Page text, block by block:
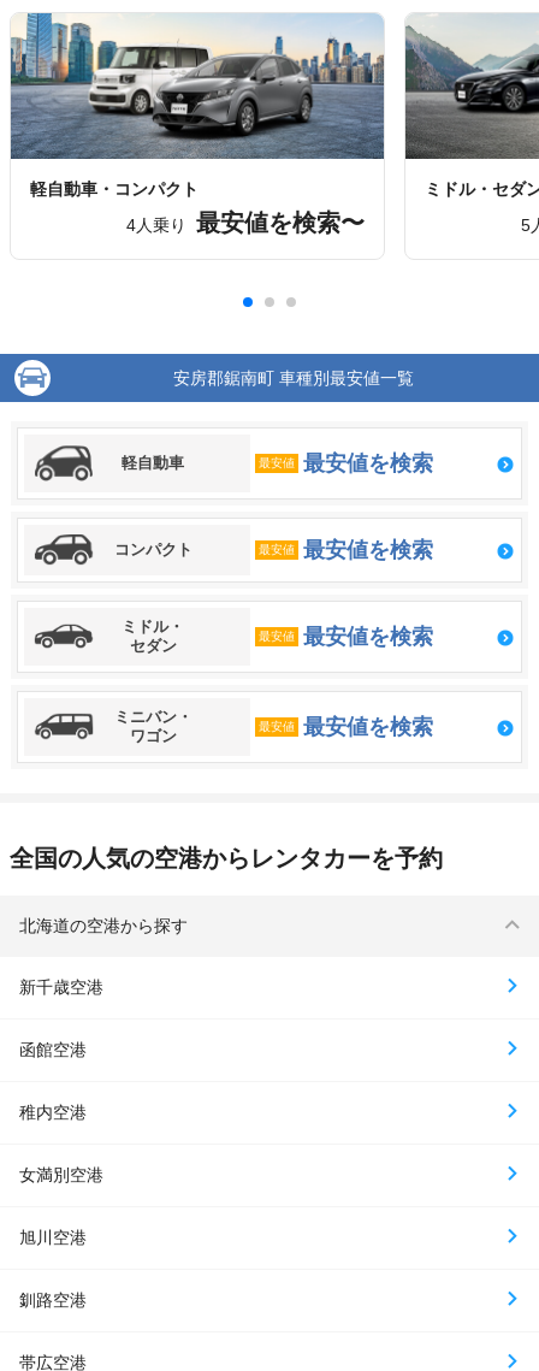
軽自動車・コンパクト
4人乗り
最安値を検索〜
ミドル・セダ
5
安房郡鋸南町 車種別最安値一覧
軽自動車 最安値 最安値を検索
コンパクト 最安値 最安値を検索
ミドル・
セダン
最安値 最安値を検索
ミニバン・
ワゴン
最安値 最安値を検索
全国の人気の空港からレンタカーを予約
北海道の空港から探す
新千歳空港
函館空港
稚内空港
女満別空港
旭川空港
釧路空港
帯広空港